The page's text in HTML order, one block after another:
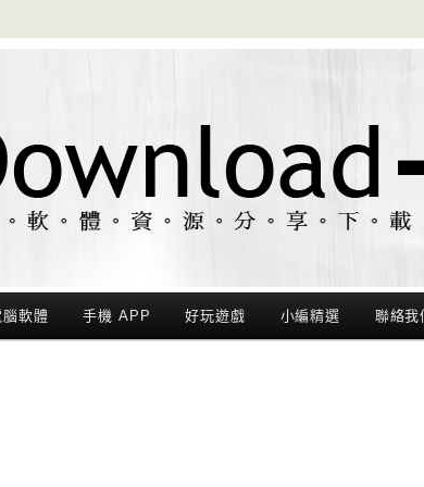
腦軟體 手機 APP 好玩遊戲 小編精選 聯絡我